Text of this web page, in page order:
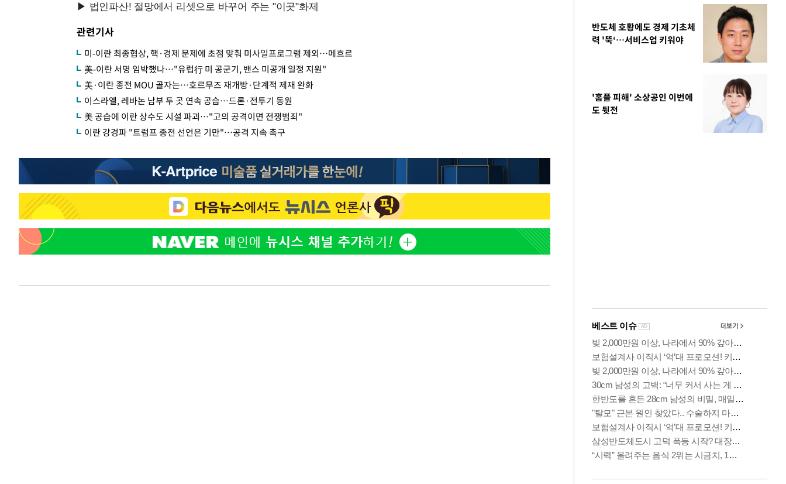
관련기사
미-이란 최종협상, 핵·경제 문제에 초점 맞춰 미사일프로그램 제외…메흐르
美-이란 서명 임박했나…"유럽行 미 공군기, 밴스 미공개 일정 지원"
美·이란 종전 MOU 골자는…호르무즈 재개방·단계적 제재 완화
이스라엘, 레바논 남부 두 곳 연속 공습…드론·전투기 동원
美 공습에 이란 상수도 시설 파괴…"고의 공격이면 전쟁범죄"
이란 강경파 "트럼프 종전 선언은 기만"…공격 지속 촉구
반도체 호황에도 경제 기초체
력 '뚝‘…서비스업 키워야
'홈플 피해' 소상공인 이번에
도 뒷전